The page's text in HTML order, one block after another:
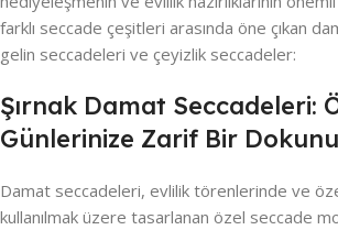
farklı seccade çeşitleri arasında öne çıkan
gelin seccadeleri ve çeyizlik seccadeler:
Şırnak Damat Seccadeleri:
Günlerinize Zarif Bir
Damat seccadeleri, evlilik törenlerinde ve
kullanılmak üzere tasarlanan özel seccade